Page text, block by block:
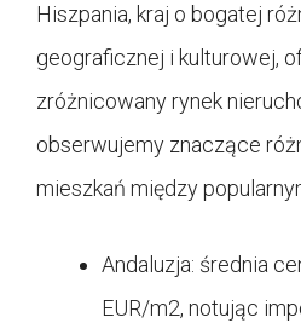
Hiszpania, kraj o bogatej
geograficznej i kulturowej,
zróżnicowany rynek
obserwujemy znaczące
mieszkań między
Andaluzja: średnia
EUR/m2, notując